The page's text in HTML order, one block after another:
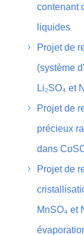
contenant
liquides
Projet de
(système
Li₂SO₄ et
Projet de
précieux
dans
Projet de
MnSO₄ et